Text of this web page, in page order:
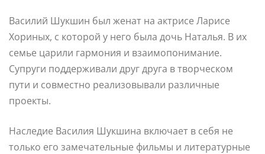
Василий Шукшин был женат на актрисе Ларисе
Хориных, с которой у него была дочь Наталья. В их
семье царили гармония и взаимопонимание.
Супруги поддерживали друг друга в творческом
пути и совместно реализовывали различные
проекты.
Наследие Василия Шукшина включает в себя не
только его замечательные фильмы и литературные